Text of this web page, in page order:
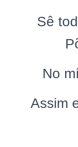
Sê
No
Assim